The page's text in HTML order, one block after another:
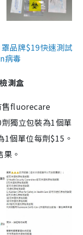
品牌$19快速測試
病毒
測盒
售fluorecare
獨立包裝為1個單
個單位每劑$15。
。